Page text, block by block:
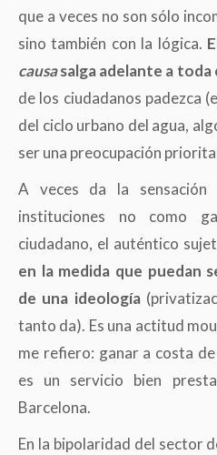
que a veces no son sólo
sino también con la lógica.
causasalga adelante a toda
de los ciudadanos padezca
del ciclo urbano del agua,
ser una preocupación
A veces da la
instituciones no como
ciudadano, el auténtico
en la medida que puedan
de una ideología
tanto da). Es una actitud
me refiero: ganar a costa
es un servicio bien
Barcelona.
En la bipolaridad del sector